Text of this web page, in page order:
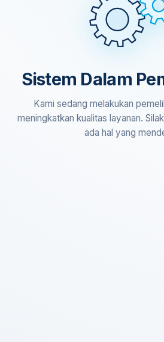
Sistem Dalam
Kami sedang melakukan
meningkatkan kualitas layanan.
ada hal yang